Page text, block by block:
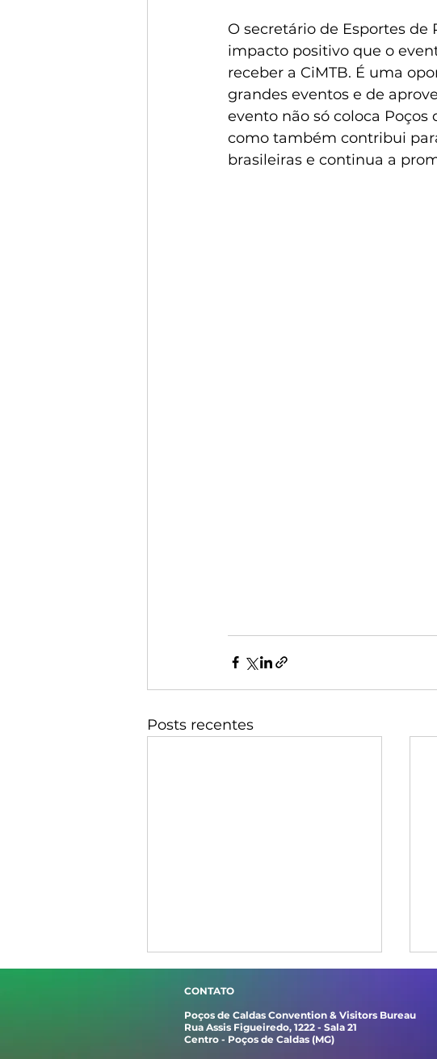
O secretário de Esportes de
impacto positivo que o
receber a CiMTB. É uma
grandes eventos e de
evento não só coloca
como também contribui
brasileiras e continua a
Posts recentes
CONTATO
Poços de Caldas Convention & Visitors Bureau
Rua Assis Figueiredo, 1222 - Sala 21
Centro - Poços de Caldas (MG)